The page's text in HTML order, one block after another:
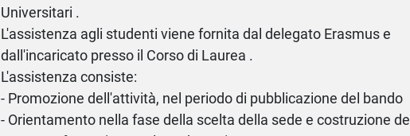
Universitari .
L'assistenza agli studenti viene fornita dal delegato Erasmus e
dall'incaricato presso il Corso di Laurea .
L'assistenza consiste:
- Promozione dell'attività, nel periodo di pubblicazione del bando
- Orientamento nella fase della scelta della sede e costruzione del